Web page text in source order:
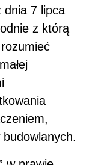
dnia 7 lipca
z którą